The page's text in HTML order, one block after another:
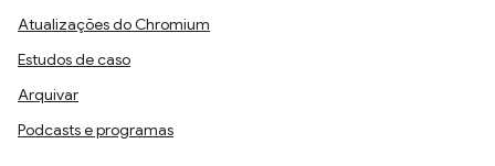
Atualizações do Chromium
Estudos de caso
Arquivar
Podcasts e programas